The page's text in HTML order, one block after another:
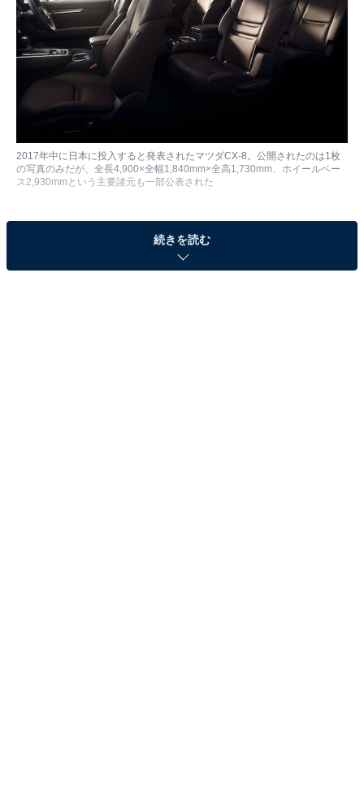
2017年中に日本に投入すると発表されたマツダCX-8。公開されたのは1枚
の写真のみだが、全長4,900×全幅1,840mm×全高1,730mm、ホイールベー
ス2,930mmという主要諸元も一部公表された
ゴールデンウィークに高速道路を走り、サービスエリア
で休憩すると、日本にはミニバンが多いなと実感するは
続きを読む